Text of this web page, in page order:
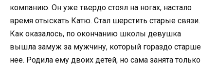
компанию. Он уже твердо стоял на ногах, настало
время отыскать Катю. Стал шерстить старые связи.
Как оказалось, по окончанию школы девушка
вышла замуж за мужчину, который гораздо старше
нее. Родила ему двоих детей, но сама занята только